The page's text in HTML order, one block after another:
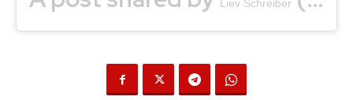
Liev Schreiber